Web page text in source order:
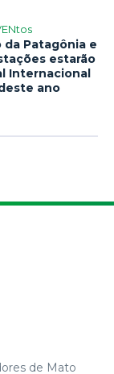
da Patagônia e
estarão
Internacional
ano
de Mato